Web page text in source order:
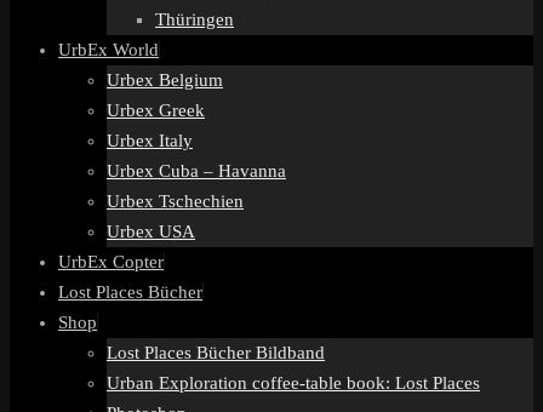
Thüringen
UrbEx World
Urbex Belgium
Urbex Greek
Urbex Italy
Urbex Cuba – Havanna
Urbex Tschechien
Urbex USA
UrbEx Copter
Lost Places Bücher
Shop
Lost Places Bücher Bildband
Urban Exploration coffee-table book: Lost Places